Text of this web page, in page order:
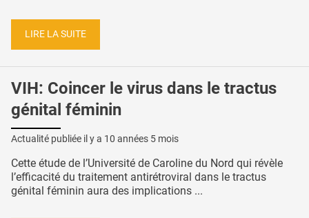
LIRE LA SUITE
VIH: Coincer le virus dans le tractus
génital féminin
Actualité publiée il y a 10 années 5 mois
Cette étude de l’Université de Caroline du Nord qui révèle
l’efficacité du traitement antirétroviral dans le tractus
génital féminin aura des implications ...